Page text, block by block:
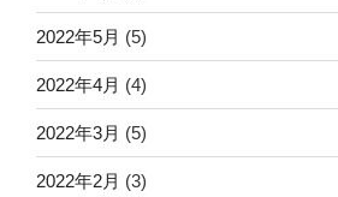
2022年5月 (5)
2022年4月 (4)
2022年3月 (5)
2022年2月 (3)